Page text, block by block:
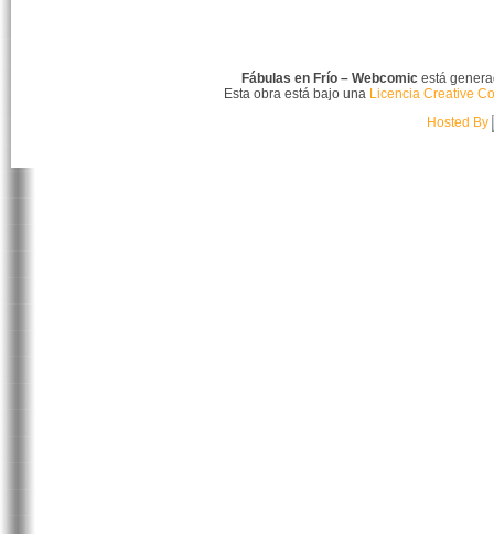
Fábulas en Frío – Webcomicestá
Esta obra está bajo una Licencia Creative
Hosted By